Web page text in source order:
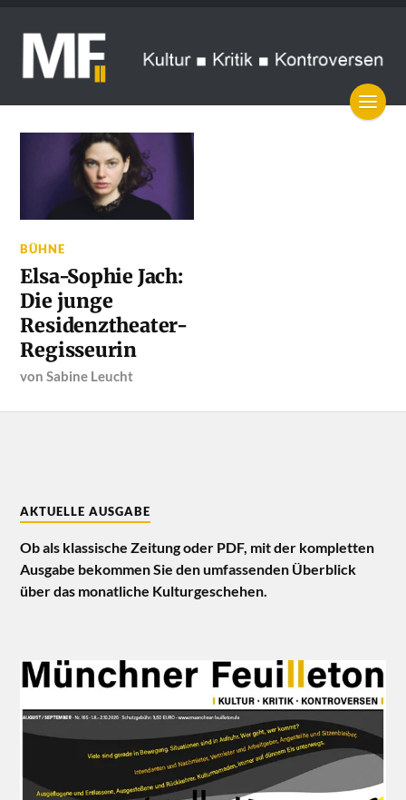
BÜHNE
Elsa-Sophie Jach:
Die junge
Residenztheater-
Regisseurin
vonSabine Leucht
AKTUELLE AUSGABE
Ob als klassische Zeitung oder PDF, mit der kompletten
Ausgabe bekommen Sie den umfassenden Überblick
über das monatliche Kulturgeschehen.